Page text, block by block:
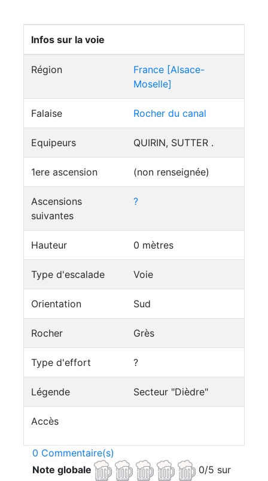
Infos sur la voie
Région
France [Alsace-
Moselle]
Falaise Rocher du canal
Equipeurs QUIRIN, SUTTER .
1ere ascension (non renseignée)
Ascensions
suivantes
?
Hauteur 0 mètres
Type d'escalade Voie
Orientation Sud
Rocher Grès
Type d'effort ?
Légende Secteur "Dièdre"
Accès
0 Commentaire(s)
Note globale
0/5 sur